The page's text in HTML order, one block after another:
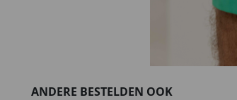
ANDERE BESTELDEN OOK